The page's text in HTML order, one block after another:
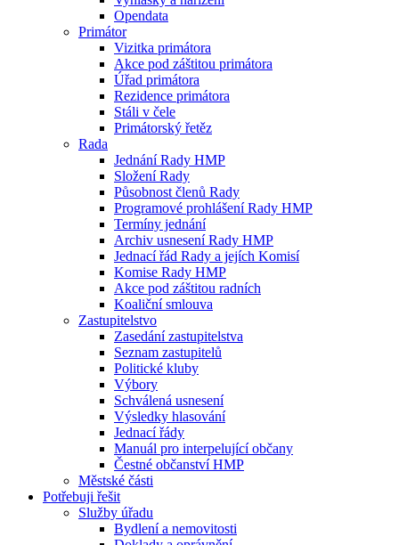
Opendata
Primátor
Vizitka primátora
Akce pod záštitou primátora
Úřad primátora
Rezidence primátora
Stáli v čele
Primátorský řetěz
Rada
Jednání Rady HMP
Složení Rady
Působnost členů Rady
Programové prohlášení Rady HMP
Termíny jednání
Archiv usnesení Rady HMP
Jednací řád Rady a jejích Komisí
Komise Rady HMP
Akce pod záštitou radních
Koaliční smlouva
Zastupitelstvo
Zasedání zastupitelstva
Seznam zastupitelů
Politické kluby
Výbory
Schválená usnesení
Výsledky hlasování
Jednací řády
Manuál pro interpelující občany
Čestné občanství HMP
Městské části
Potřebuji řešit
Služby úřadu
Bydlení a nemovitosti